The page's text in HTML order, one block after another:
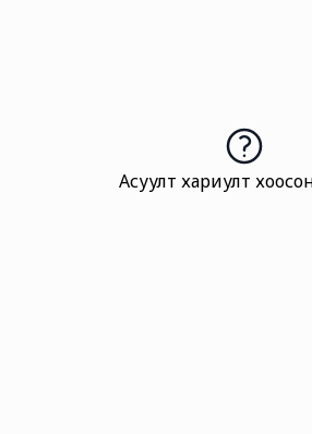
Асуулт хариулт